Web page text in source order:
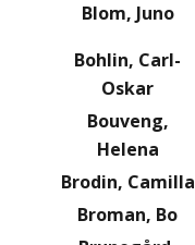
Blom, Juno
Bohlin, Carl-
Oskar
Bouveng,
Helena
Brodin, Camilla
Broman, Bo